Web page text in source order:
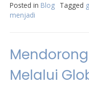
Posted in Blog Tagged
menjadi
Melalui